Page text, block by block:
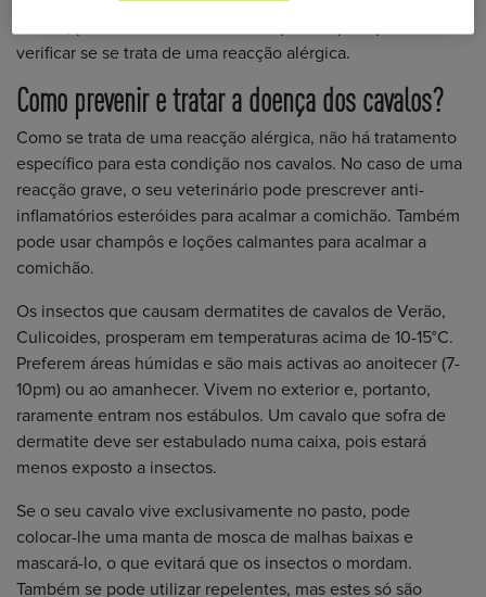
verificar se se trata de uma reacção alérgica.
Como prevenir e tratar a doença dos cavalos?
Como se trata de uma reacção alérgica, não há tratamento
específico para esta condição nos cavalos. No caso de uma
reacção grave, o seu veterinário pode prescrever anti-
inflamatórios esteróides para acalmar a comichão. Também
pode usar champôs e loções calmantes para acalmar a
comichão.
Os insectos que causam dermatites de cavalos de Verão,
Culicoides, prosperam em temperaturas acima de 10-15°C.
Preferem áreas húmidas e são mais activas ao anoitecer (7-
10pm) ou ao amanhecer. Vivem no exterior e, portanto,
raramente entram nos estábulos. Um cavalo que sofra de
dermatite deve ser estabulado numa caixa, pois estará
menos exposto a insectos.
Se o seu cavalo vive exclusivamente no pasto, pode
colocar-lhe uma manta de mosca de malhas baixas e
mascará-lo, o que evitará que os insectos o mordam.
Também se pode utilizar repelentes, mas estes só são